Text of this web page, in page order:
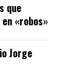
que
«robos»
Jorge